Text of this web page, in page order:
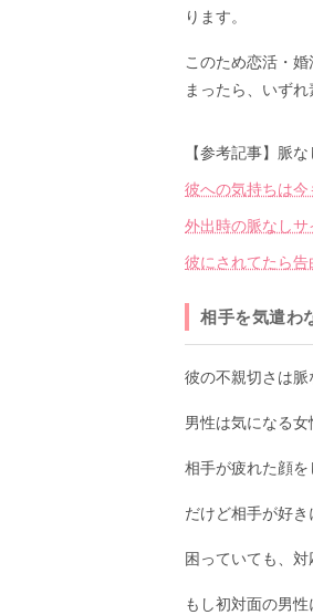
ります。
このため恋活・
まったら、いず
【参考記事】脈
彼への気持ちは今
外出時の脈なし
彼にされてたら
相手を気遣わ
彼の不親切さは脈
男性は気になる女
相手が疲れた顔を
だけど相手が好
困っていても、
もし初対面の男